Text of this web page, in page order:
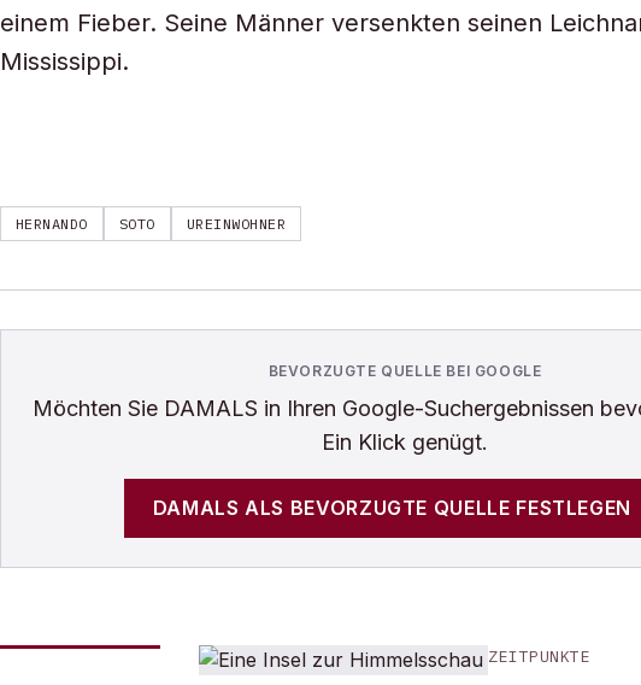
einem Fieber. Seine Männer versenkten seinen
Mississippi.
HERNANDO SOTO UREINWOHNER
BEVORZUGTE QUELLE BEI GOOGLE
Möchten Sie DAMALS in Ihren Google-Suchergebnissen
Ein Klick genügt.
DAMALS ALS BEVORZUGTE QUELLE FESTLEGEN
ZEITPUNKTE